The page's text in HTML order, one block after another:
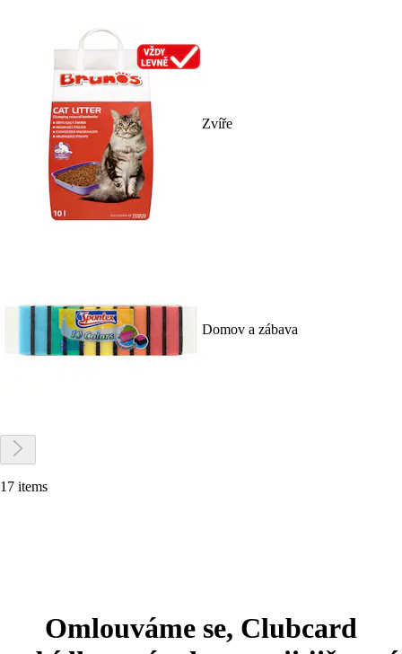
Zvíře
Domov a zábava
17 items
Omlouváme se, Clubcard